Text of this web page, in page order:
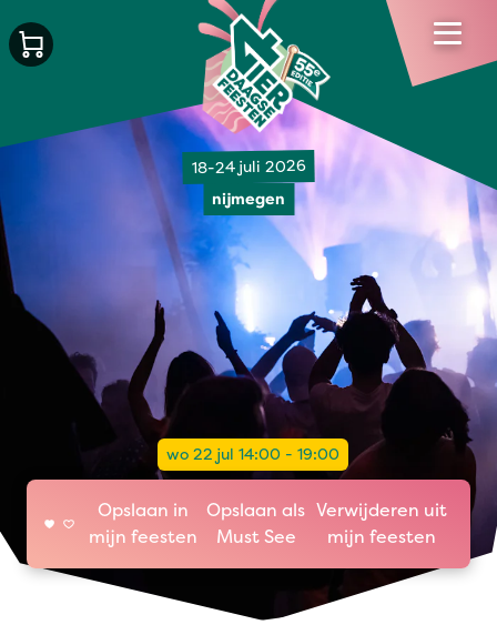
18-24 juli 2026
nijmegen
wo 22 jul 14:00 - 19:00
Opslaan in
mijn feesten
Opslaan als
Must See
Verwijderen uit
mijn feesten